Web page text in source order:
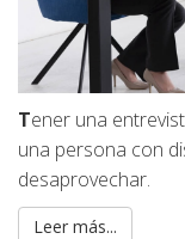
Tener una
una persona con
desaprovechar.
Leer más...